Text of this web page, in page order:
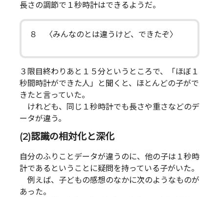
長さの調節で１秒時計はできるようだ。
８ 〈みんなのとは違うけど、できたぞ〉
３限目終わりあと１５分というところで、「ほぼ１
秒間時計ができた人」と聞くと、ほとんどの子がで
きたと言っていた。
けれども、同じ１秒時計でも長さや重さなどのデ
ータが違う。
(2)認識の相対化と深化
自分のふりことデータが違うのに、他の子は１秒時
計であるということに疑問を持っている子がいた。
例えば、子どもの感想のなかに次のようなものが
あった。